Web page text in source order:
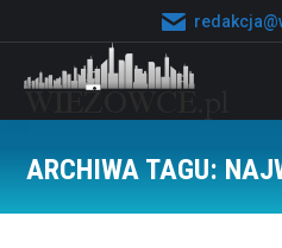
ARCHIWA TAGU: